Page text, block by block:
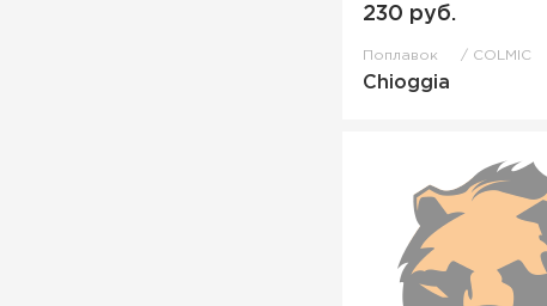
230 руб.
Поплавок COLMIC
Chioggia